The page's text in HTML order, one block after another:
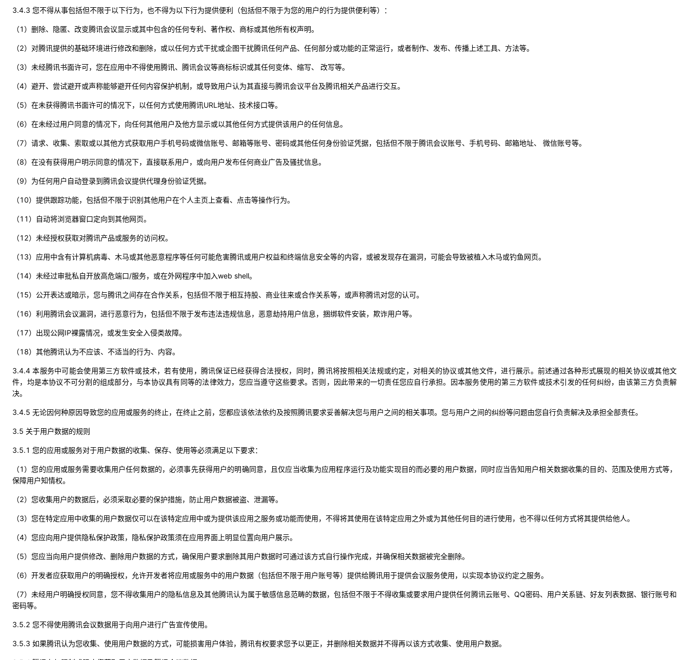
3.4.3 您不得从事包括但不限于以下行为，也不得为以下行为提供便利（包括但不限于为您的用户的行为提供便利等）：
（1）删除、隐匿、改变腾讯会议显示或其中包含的任何专利、著作权、商标或其他所有权声明。
（2）对腾讯提供的基础环境进行修改和删除，或以任何方式干扰或企图干扰腾讯任何产品、任何部分或功能的正常运行，或者制作、发布、传播上述工具、方法等。
（3）未经腾讯书面许可，您在应用中不得使用腾讯、腾讯会议等商标标识或其任何变体、缩写、 改写等。
（4）避开、尝试避开或声称能够避开任何内容保护机制，或导致用户认为其直接与腾讯会议平台及腾讯相关产品进行交互。
（5）在未获得腾讯书面许可的情况下，以任何方式使用腾讯URL地址、技术接口等。
（6）在未经过用户同意的情况下，向任何其他用户及他方显示或以其他任何方式提供该用户的任何信息。
（7）请求、收集、索取或以其他方式获取用户手机号码或微信账号、邮箱等账号、密码或其他任何身份验证凭据，包括但不限于腾讯会议账号、手机号码、邮箱地址、 微信账号等。
（8）在没有获得用户明示同意的情况下，直接联系用户，或向用户发布任何商业广告及骚扰信息。
（9）为任何用户自动登录到腾讯会议提供代理身份验证凭据。
（10）提供跟踪功能，包括但不限于识别其他用户在个人主页上查看、点击等操作行为。
（11）自动将浏览器窗口定向到其他网页。
（12）未经授权获取对腾讯产品或服务的访问权。
（13）应用中含有计算机病毒、木马或其他恶意程序等任何可能危害腾讯或用户权益和终端信息安全等的内容，或被发现存在漏洞，可能会导致被植入木马或钓鱼网页。
（14）未经过审批私自开放高危端口/服务，或在外网程序中加入web shell。
（15）公开表达或暗示，您与腾讯之间存在合作关系，包括但不限于相互持股、商业往来或合作关系等，或声称腾讯对您的认可。
（16）利用腾讯会议漏洞，进行恶意行为，包括但不限于发布违法违规信息，恶意劫持用户信息，捆绑软件安装，欺诈用户等。
（17）出现公网IP裸露情况，或发生安全入侵类故障。
（18）其他腾讯认为不应该、不适当的行为、内容。
3.4.4 本服务中可能会使用第三方软件或技术，若有使用，腾讯保证已经获得合法授权，同时，腾讯将按照相关法规或约定，对相关的协议或其他文件，进行展示。前述通过各种形式展现的相关协议或其他文
件， 均是本协议不可分割的组成部分，与本协议具有同等的法律效力，您应当遵守这些要求。否则，因此带来的一切责任您应自行承担。因本服务使用的第三方软件或技术引发的任何纠纷，由该第三方负责解
决。
3.4.5 无论因何种原因导致您的应用或服务的终止，在终止之前，您都应该依法依约及按照腾讯要求妥善解决您与用户之间的相关事项。 您与用户之间的纠纷等问题由您自行负责解决及承担全部责任。
3.5 关于用户数据的规则
3.5.1 您的应用或服务对于用户数据的收集、保存、使用等必须满足以下要求：
（1）您的应用或服务需要收集用户任何数据的，必须事先获得用户的明确同意，且仅应当收集为应用程序运行及功能实现目的而必要的用户数据，同时应当告知用户相关数据收集的目的、范围及使用方式等，
保障用户知情权。
（2）您收集用户的数据后，必须采取必要的保护措施，防止用户数据被盗、泄漏等。
（3）您在特定应用中收集的用户数据仅可以在该特定应用中或为提供该应用之服务或功能而使用，不得将其使用在该特定应用之外或为其他任何目的进行使用，也不得以任何方式将其提供给他人。
（4）您应向用户提供隐私保护政策，隐私保护政策须在应用界面上明显位置向用户展示。
（5）您应当向用户提供修改、删除用户数据的方式，确保用户要求删除其用户数据时可通过该方式自行操作完成，并确保相关数据被完全删除。
（6）开发者应获取用户的明确授权，允许开发者将应用或服务中的用户数据（包括但不限于用户账号等）提供给腾讯用于提供会议服务使用，以实现本协议约定之服务。
（7）未经用户明确授权同意，您不得收集用户的隐私信息及其他腾讯认为属于敏感信息范畴的数据，包括但不限于不得收集或要求用户提供任何腾讯云账号、QQ密码、用户关系链、好友列表数据、银行账号和
密码等。
3.5.2 您不得使用腾讯会议数据用于向用户进行广告宣传使用。
3.5.3 如果腾讯认为您收集、使用用户数据的方式，可能损害用户体验，腾讯有权要求您予以更正，并删除相关数据并不得再以该方式收集、使用用户数据。